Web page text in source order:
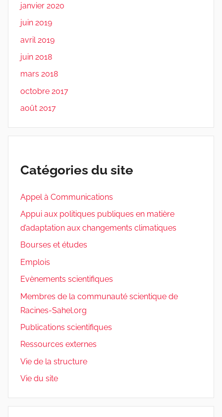
janvier 2020
juin 2019
avril 2019
juin 2018
mars 2018
octobre 2017
août 2017
Catégories du site
Appel à Communications
Appui aux politiques publiques en matière
d’adaptation aux changements climatiques
Bourses et études
Emplois
Evènements scientifiques
Membres de la communauté scientique de
Racines-Sahel.org
Publications scientifiques
Ressources externes
Vie de la structure
Vie du site